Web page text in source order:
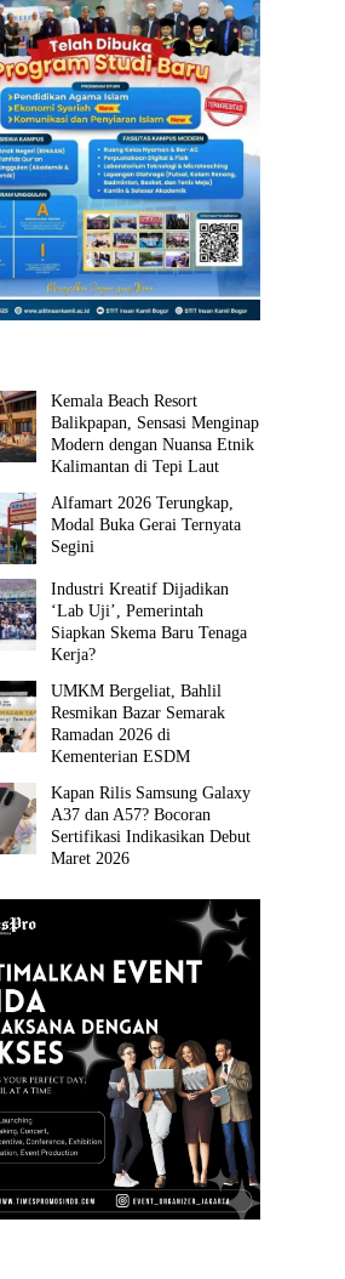
Kemala Beach Resort
Balikpapan, Sensasi Menginap
Modern dengan Nuansa Etnik
Kalimantan di Tepi Laut
Alfamart 2026 Terungkap,
Modal Buka Gerai Ternyata
Segini
Industri Kreatif Dijadikan
‘Lab Uji’, Pemerintah
Siapkan Skema Baru Tenaga
Kerja?
UMKM Bergeliat, Bahlil
Resmikan Bazar Semarak
Ramadan 2026 di
Kementerian ESDM
Kapan Rilis Samsung Galaxy
A37 dan A57? Bocoran
Sertifikasi Indikasikan Debut
Maret 2026